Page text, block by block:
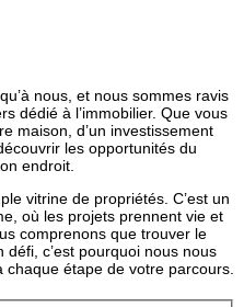
nous, et nous sommes ravis
dédié à l’immobilier. Que vous
maison, d’un investissement
les opportunités du
endroit.
vitrine de propriétés. C’est un
où les projets prennent vie et
comprenons que trouver le
c’est pourquoi nous nous
étape de votre parcours.